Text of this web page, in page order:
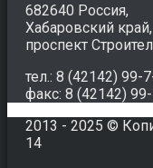
682640 Россия,
Хабаровский
проспект
тел.: 8 (42142) 99-
факс: 8 (42142)
2013 - 2025 ©
14